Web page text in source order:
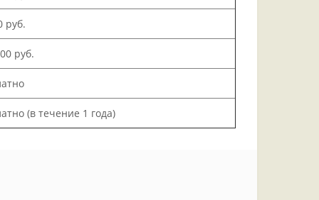
руб.
руб.
(в течение 1 года)